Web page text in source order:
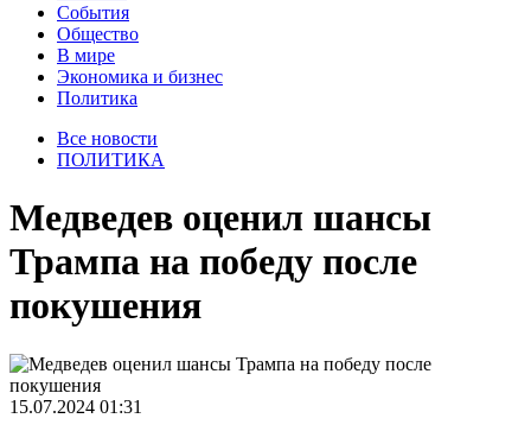
События
Общество
В мире
Экономика и бизнес
Политика
Все новости
ПОЛИТИКА
Медведев оценил шансы
Трампа на победу после
покушения
15.07.2024 01:31